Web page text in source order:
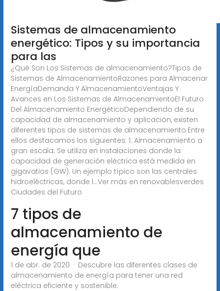
Sistemas de almacenamiento
energético: Tipos y su importancia
para las
¿Qué Son Los Sistemas de almacenamiento?Tipos de
Sistemas de AlmacenamientoRazones para Almacenar
EnergíaDemanda Y AlmacenamientoVentajas Y
Avances en Los Sistemas de AlmacenamientoEl Futuro
Del Almacenamiento EnergéticoDependiendo de su
capacidad de almacenamiento y aplicación, existen
diferentes tipos de sistemas de almacenamiento.Entre
ellos destacamos los siguientes: 1. Almacenamiento a
gran escala: Se utiliza en instalaciones donde la
capacidad de generación eléctrica está medida en
gigavatios (GW). Un ejemplo típico son las centrales
hidroeléctricas, donde l...Ver más en renovablesverdes
Ciudades del Futuro
7 tipos de
almacenamiento de
energía que
1 de abr. de 2020 · Descubre las diferentes clases de
almacenamiento de energía para tener una red
eléctrica eficiente y sostenible.